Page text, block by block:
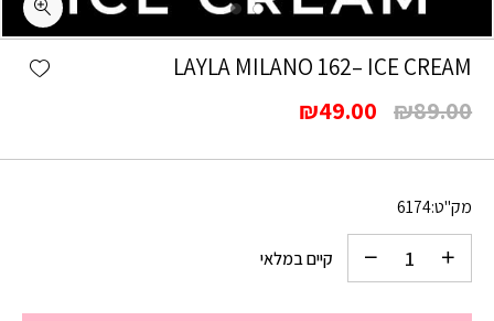
LAYLA MILANO 162– ICE CREAM
₪89.00
המחיר
היה:
₪49.00
המחיר
הוא:
מק"ט:6174
קיים במלאי